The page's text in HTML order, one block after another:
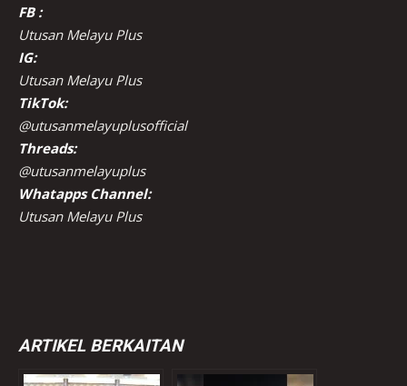
FB :
Utusan Melayu Plus
IG:
Utusan Melayu Plus
TikTok:
@utusanmelayuplusofficial
Threads:
@utusanmelayuplus
Whatapps Channel:
Utusan Melayu Plus
ARTIKEL BERKAITAN